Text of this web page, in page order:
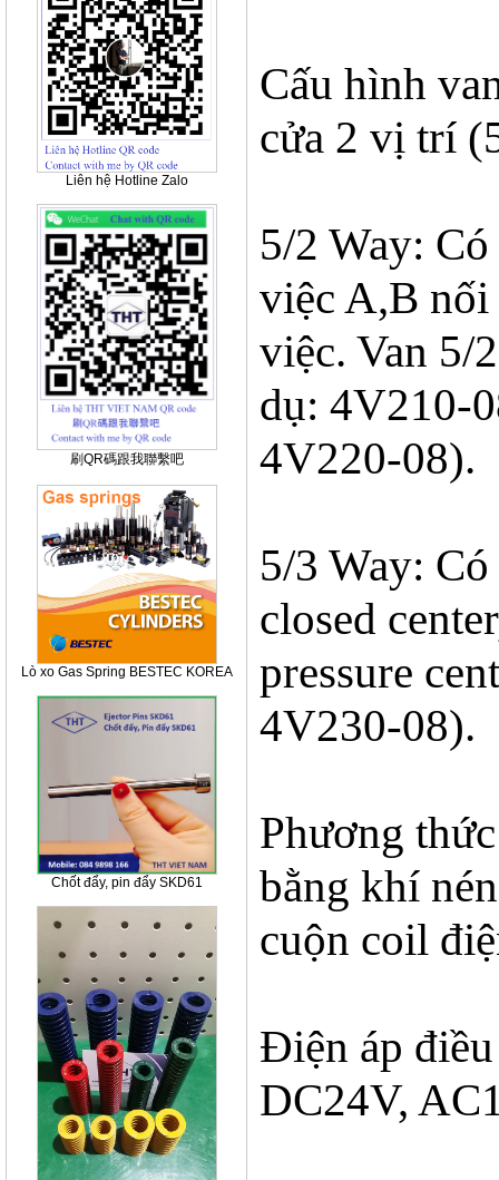
Liên hệ Hotline Zalo
刷QR碼跟我聯繫吧
Lò xo Gas Spring BESTEC KOREA
Chốt đẩy, pin đẩy SKD61
Cấu hình
cửa 2 vị trí
5/2 Way:
việc A,B
việc. Van 5/
dụ: 4V210-
4V220-08).
5/3 Way:
closed
pressure
4V230-08).
Phương
bằng khí
cuộn coil
Điện áp
DC24V,